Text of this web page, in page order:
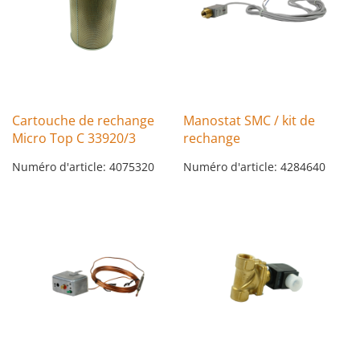
Cartouche de rechange
Micro Top C 33920/3
Numéro d'article: 4075320
Manostat SMC / kit de
rechange
Numéro d'article: 4284640